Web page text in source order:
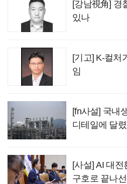
[강남視角] 경
있나
[기고] K-컬처
임
[fn사설] 국내
디테일에 달
[사설] AI 대전
구호로 끝나